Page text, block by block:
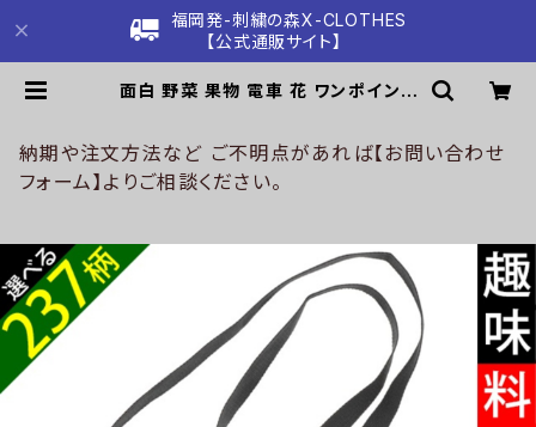
福岡発-刺繍の森X-CLOTHES
【公式通販サイト】
面白 野菜 果物 電車 花 ワンポイント
ホ 雑貨 グッズ 自社ブランド 柄 クリ
スマス ori-a-bg120-b09-s | 刺
繍の森X-CLOTHES【公式通販サイ
納期や注文方法など ご不明点があれば【お問い合わせ
フォーム】よりご相談ください。